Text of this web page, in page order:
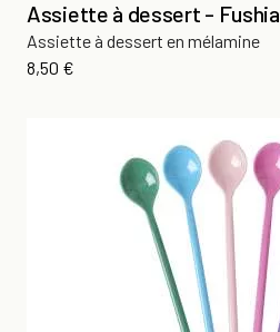
Assiette à dessert - Fushia
Assiette à dessert en mélamine
Prix
8,50 €